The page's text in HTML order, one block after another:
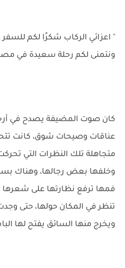
" اعزائي الركاب شكرًا لكم
ونتمنى لكم رحلة سعيدة في
كان صوت المضيفة يصدح في
عناقات وصيحات شوق، كانت
متجاهلة تلك النظرات التي
وخلفها بعض رجالها، وهناك
فمها ترفع نظارتها على شعرها
تنظر في المكان حولها، حتى
ويخرج منها السائق يفتح لها